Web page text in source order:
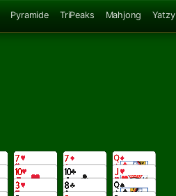
Pyramide TriPeaks Mahjong Yatzy